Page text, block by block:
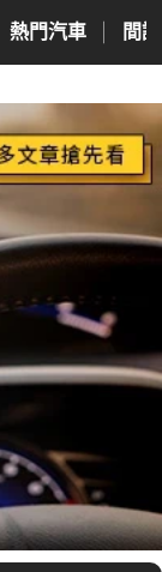
熱門汽車 間